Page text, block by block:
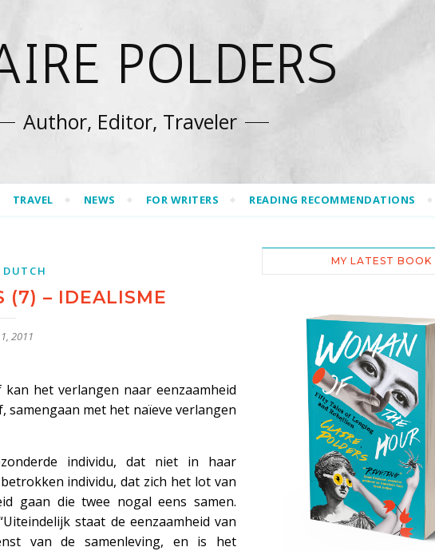
POLDERS
Author, Editor, Traveler
TRAVEL NEWS FOR WRITERS READING RECOMMENDATIONS
(7) – IDEALISME
2011
het verlangen naar eenzaamheid
samengaan met het naïeve verlangen
individu, dat niet in haar
individu, dat zich het lot van
gaan die twee nogal eens samen.
staat de eenzaamheid van
van de samenleving, en is het
MY LATEST BOOK